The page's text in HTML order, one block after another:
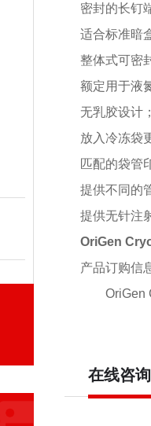
密封的长钉
适合标准暗
整体式可密
额定用于液
无乳胶设计
放入冷冻袋
匹配的袋管
提供不同的
提供无针注
OriGen
产品订购信
OriGen
在线咨询